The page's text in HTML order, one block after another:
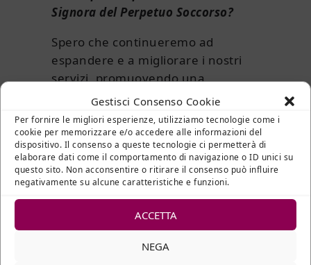
Gestisci Consenso Cookie
Per fornire le migliori esperienze, utilizziamo tecnologie come i
cookie per memorizzare e/o accedere alle informazioni del
dispositivo. Il consenso a queste tecnologie ci permetterà di
elaborare dati come il comportamento di navigazione o ID unici su
questo sito. Non acconsentire o ritirare il consenso può influire
negativamente su alcune caratteristiche e funzioni.
ACCETTA
NEGA
Signora del Perpetuo Soccorso?
Spero che continueremo ad
espandere e a migliorare i nostri
servizi, promuovendo una
maggiore consapevolezza e
accettazione della salute mentale
nella comunità. Aspiro a far sì che
l’ospedale continui a essere un faro
di speranza e di cura per tutti
coloro che ne hanno bisogno nel
sud del Paese.